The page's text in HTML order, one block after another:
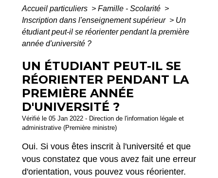
Accueil particuliers > Famille - Scolarité >
Inscription dans l'enseignement supérieur > Un
étudiant peut-il se réorienter pendant la première
année d'université ?
UN ÉTUDIANT PEUT-IL SE
RÉORIENTER PENDANT LA
PREMIÈRE ANNÉE
D'UNIVERSITÉ ?
Vérifié le 05 Jan 2022 - Direction de l'information légale et
administrative (Première ministre)
Oui. Si vous êtes inscrit à l'université et que
vous constatez que vous avez fait une erreur
d'orientation, vous pouvez vous réorienter.